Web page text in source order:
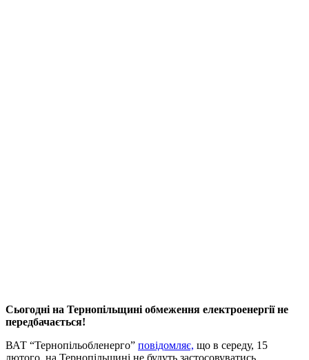
Сьогодні на Тернопільщині обмеження електроенергії не
передбачається!
ВАТ “Тернопільобленерго” повідомляє, що в середу, 15